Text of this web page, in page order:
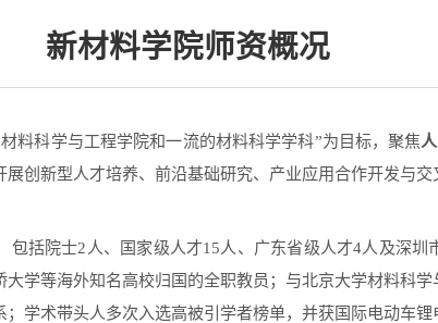
新材料学院师资概况
料科学与工程学院和一流的材料科学学科”为目标，聚焦
展创新型人才培养、 前沿基础研究、产业应用合作开发与
包括院士2人、国家级人才15人、广东省级人才4人及深圳
学等海外知名高校归国的全职教员； 与北京大学材料科
学术带头人多次入选高被引学者榜单，并获国际电动车